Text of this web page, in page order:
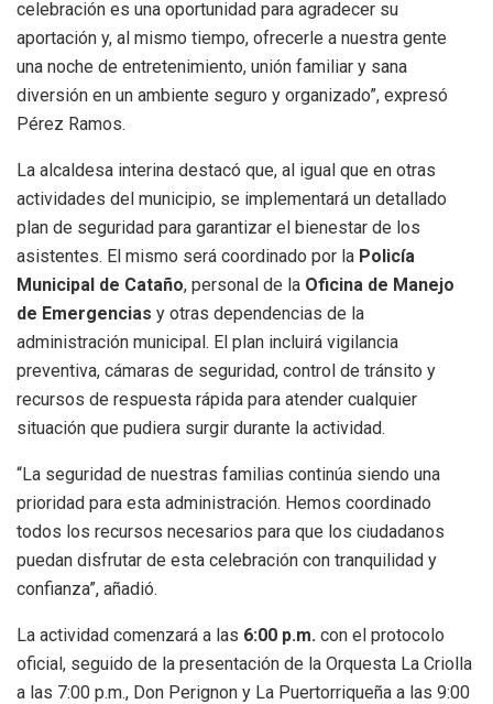
celebración es una oportunidad para agradecer su
aportación y, al mismo tiempo, ofrecerle a nuestra gente
una noche de entretenimiento, unión familiar y sana
diversión en un ambiente seguro y organizado”, expresó
Pérez Ramos.
La alcaldesa interina destacó que, al igual que en otras
actividades del municipio, se implementará un detallado
plan de seguridad para garantizar el bienestar de los
asistentes. El mismo será coordinado por la Policía
Municipal de Cataño, personal de la Oficina de Manejo
de Emergencias y otras dependencias de la
administración municipal. El plan incluirá vigilancia
preventiva, cámaras de seguridad, control de tránsito y
recursos de respuesta rápida para atender cualquier
situación que pudiera surgir durante la actividad.
“La seguridad de nuestras familias continúa siendo una
prioridad para esta administración. Hemos coordinado
todos los recursos necesarios para que los ciudadanos
puedan disfrutar de esta celebración con tranquilidad y
confianza”, añadió.
La actividad comenzará a las 6:00 p.m. con el protocolo
oficial, seguido de la presentación de la Orquesta La Criolla
a las 7:00 p.m., Don Perignon y La Puertorriqueña a las 9:00